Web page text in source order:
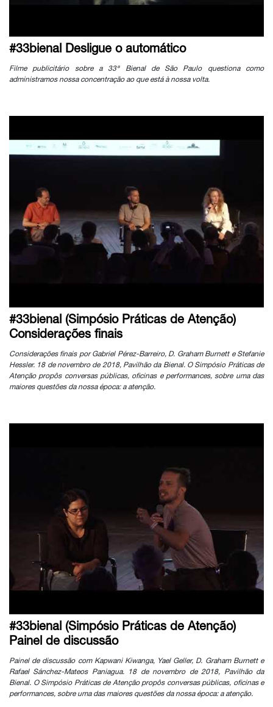
#33bienal Desligue o automático
Filme publicitário sobre a 33ª Bienal de São Paulo questiona como
administramos nossa concentração ao que está à nossa volta.
#33bienal (Simpósio Práticas de Atenção)
Considerações finais
Considerações finais por Gabriel Pérez-Barreiro, D. Graham Burnett e Stefanie
Hessler. 18 de novembro de 2018, Pavilhão da Bienal. O Simpósio Práticas de
Atenção propôs conversas públicas, oficinas e performances, sobre uma das
maiores questões da nossa época: a atenção.
#33bienal (Simpósio Práticas de Atenção)
Painel de discussão
Painel de discussão com Kapwani Kiwanga, Yael Geller, D. Graham Burnett e
Rafael Sánchez-Mateos Paniagua. 18 de novembro de 2018, Pavilhão da
Bienal. O Simpósio Práticas de Atenção propôs conversas públicas, oficinas e
performances, sobre uma das maiores questões da nossa época: a atenção.